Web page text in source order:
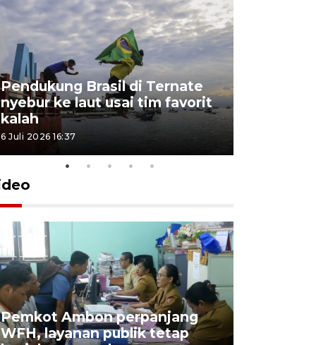
Pendukung Brasil di Ternate
nyebur ke laut usai tim favorit
kalah
6 Juli 2026 16:37
Pemkot Ambon perpanjang
WFH, layanan publik tetap